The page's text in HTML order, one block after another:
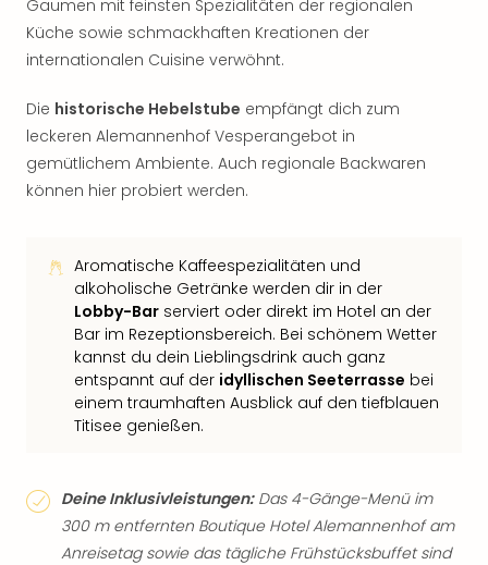
Gaumen mit feinsten Spezialitäten der regionalen
Küche sowie schmackhaften Kreationen der
internationalen Cuisine verwöhnt.
Die historische Hebelstube empfängt dich zum
leckeren Alemannenhof Vesperangebot in
gemütlichem Ambiente. Auch regionale Backwaren
können hier probiert werden.
Aromatische Kaffeespezialitäten und
alkoholische Getränke werden dir in der
Lobby-Bar serviert oder direkt im Hotel an der
Bar im Rezeptionsbereich. Bei schönem Wetter
kannst du dein Lieblingsdrink auch ganz
entspannt auf der idyllischen Seeterrasse bei
einem traumhaften Ausblick auf den tiefblauen
Titisee genießen.
Deine Inklusivleistungen:Das 4-Gänge-Menü im
300 m entfernten Boutique Hotel Alemannenhof am
Anreisetag sowie das tägliche Frühstücksbuffet sind